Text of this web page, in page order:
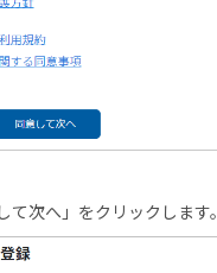
次へ」をクリックします。